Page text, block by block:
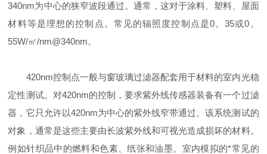
340nm为中心的狭窄波段通过。通常，这对于涂料、塑料、屋面
材料等是理想的控制点。常见的辐照度控制点是0。35或0。
55W/㎡/nm@340nm。
420nm控制点一般与窗玻璃过滤器配套用于材料的室内光稳
定性测试。对420nm的控制，要求紫外线传感器装备有一个过滤
器，它只允许以420nm为中心的紫外线窄带通过。该系统测试的
对象，通常是这些主要由长波紫外线和可视光造成损坏的材料。
例如针织品中的燃料和色素、纸张和油墨。室内模拟的*常见的